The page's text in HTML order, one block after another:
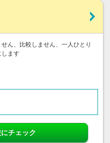
ん、比較しません、一人ひとり
します
チェック